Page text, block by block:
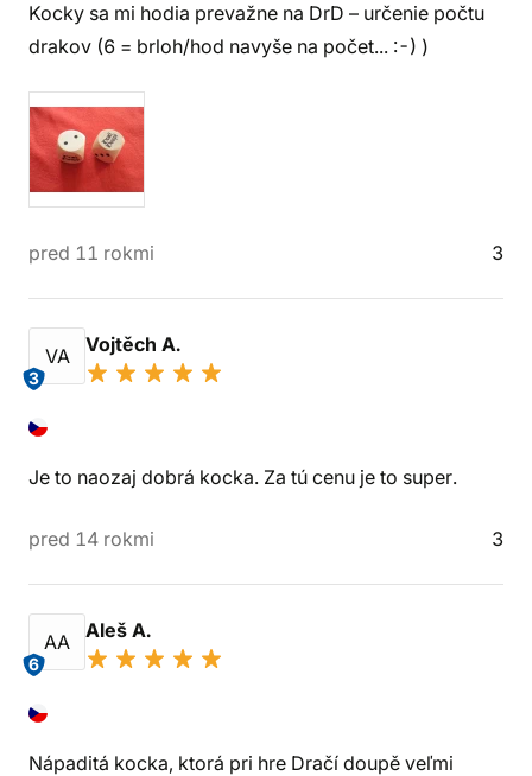
Kocky sa mi hodia prevažne na DrD – určenie počtu
drakov (6 = brloh/hod navyše na počet... :-) )
pred 11 rokmi 3
VA
3
Vojtěch A.
Je to naozaj dobrá kocka. Za tú cenu je to super.
pred 14 rokmi 3
AA
6
Aleš A.
Nápaditá kocka, ktorá pri hre Dračí doupě veľmi